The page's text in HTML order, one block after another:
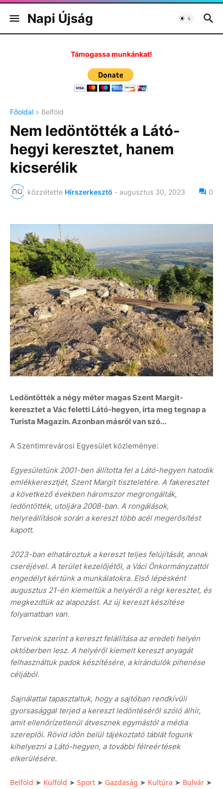
Napi Újság
Támogassa munkánkat!
Főoldal Belföld
Nem ledöntötték a Látó-
hegyi keresztet, hanem
kicserélik
közzétette Hírszerkesztő - augusztus 30, 2023 0
Ledöntötték a négy méter magas Szent Margit-
keresztet a Vác feletti Látó-hegyen, írta meg tegnap a
Turista Magazin. Azonban másról van szó...
A Szentimrevárosi Egyesület közleménye:
Egyesületünk 2001-ben állította fel a Látó-hegyen hatodik
emlékkeresztjét, Szent Margit tiszteletére. A fakeresztet
a következő években háromszor megrongálták,
ledöntötték, utoljára 2008-ban. A rongálások,
helyreállítások során a kereszt több acél megerősítést
kapott.
2023-ban elhatároztuk a kereszt teljes felújítását, annak
cseréjével. A terület kezelőjétől, a Váci Önkormányzattól
engedélyt kértünk a munkálatokra. Első lépésként
augusztus 21-én kiemeltük a helyéről a régi keresztet, és
megkezdtük az alapozást. Az új kereszt készítése
folyamatban van.
Terveink szerint a kereszt felállítása az eredeti helyén
októberben lesz. A helyéről kiemelt kereszt anyagát
felhasználtuk padok készítésére, a kirándulók pihenése
céljából.
Sajnálattal tapasztaltuk, hogy a sajtóban rendkívüli
gyorsasággal terjed a kereszt ledöntéséről szóló álhír,
amit ellenőrízetlenül átvesznek egymástól a média
szereplői. Rövid időn belül tájékoztató táblát fogunk
kihelyezni a Látó-hegyen, a további félreértések
elkerülésére.
Belföld ➤ Külföld ➤ Sport ➤ Gazdaság ➤ Kultúra ➤ Bulvár ➤